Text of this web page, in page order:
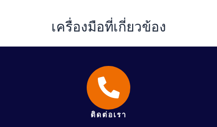
เครื่องมือที่เกี่ยวข้อง
ติดต่อเรา